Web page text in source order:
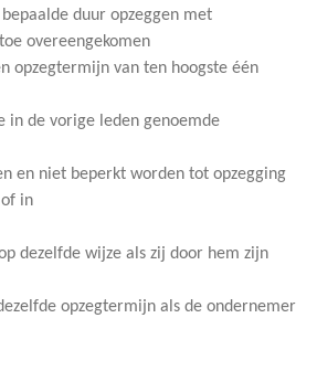
duur opzeggen met
overeengekomen
opzegtermijn van ten hoogste één
in de vorige leden genoemde
en niet beperkt worden tot opzegging
in
dezelfde wijze als zij door hem zijn
opzegtermijn als de ondernemer